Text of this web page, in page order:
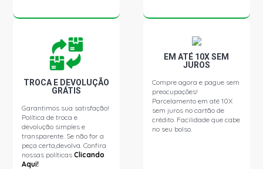
GOL G2 ATLANTA HATCH 1.6 8V AP (1995 - 1998)
GOL G2 CL HATCH 1.6 8V AP (1997 - 1999)
GOL G2 CLI HATCH 1.6 8V AP (1995 - 1996)
GOL G2 COPA HATCH 1.6 8V AP (1995 - 1996)
TROCA E DEVOLUÇÃO
GRÁTIS
Garantimos sua satisfação!
Política de troca e
devolução simples e
transparente. Se não for a
peça certa,devolva. Confira
nossas políticasClicando
Aqui!
EM ATÉ 10X SEM
JUROS
Compre agora e pague sem
preocupações!
Parcelamento em até 10X
sem juros no cartão de
crédito. Facilidade que cabe
no seu bolso.